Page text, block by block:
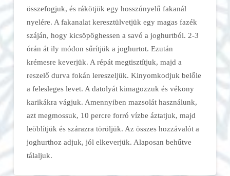
összefogjuk, és rákötjük egy hosszúnyelű fakanál
nyelére. A fakanalat keresztülvetjük egy magas fazék
száján, hogy kicsöpöghessen a savó a joghurtból. 2-3
órán át ily módon sűrítjük a joghurtot. Ezután
krémesre keverjük. A répát megtisztítjuk, majd a
reszelő durva fokán lereszeljük. Kinyomkodjuk belőle
a felesleges levet. A datolyát kimagozzuk és vékony
karikákra vágjuk. Amennyiben mazsolát használunk,
azt megmossuk, 10 percre forró vízbe áztatjuk, majd
leöblítjük és szárazra töröljük. Az összes hozzávalót a
joghurthoz adjuk, jól elkeverjük. Alaposan behűtve
tálaljuk.